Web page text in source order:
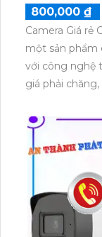
800,000 ₫
Camera Giá rẻ
một sản phẩm
với công nghệ
giá phải
nền tảng AHD
cho công trình
giám sát nhà
này có ưu
hình màu ban